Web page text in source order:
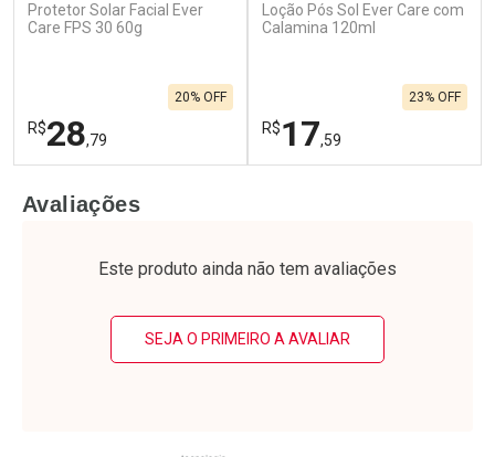
Protetor Solar Facial Ever
Care FPS 30 60g
R$28,79
20% OFF
Laboratório
Por Menos
Loção Pós Sol Ever Care com
Calamina 120ml
R$17,59
23% OFF
Laboratório
Por Menos
Avaliações
Este produto ainda não tem avaliações
SEJA O PRIMEIRO A AVALIAR